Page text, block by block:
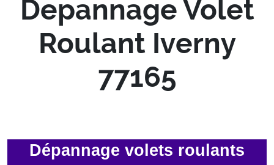
Depannage Volet
Roulant Iverny
77165
Dépannage volets roulants